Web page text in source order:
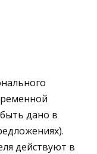
дано в
действуют в